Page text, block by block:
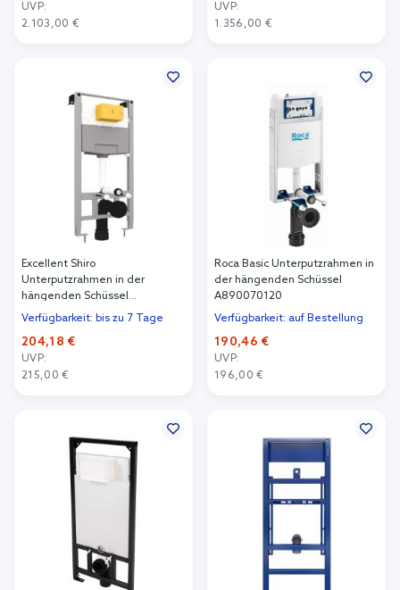
UVP:
2.103,00 €
UVP:
1.356,00 €
Excellent Shiro
Unterputzrahmen in der
hängenden Schüssel
INEX.SH2.1110.500
Verfügbarkeit: bis zu 7 Tage
204,18 €
UVP:
215,00 €
Roca Basic Unterputzrahmen in
der hängenden Schüssel
A890070120
Verfügbarkeit: auf Bestellung
190,46 €
UVP:
196,00 €